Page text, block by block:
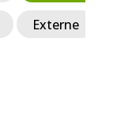
Externe